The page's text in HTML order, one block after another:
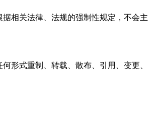
相关法律、法规的强制性规定，不会主
形式重制、转载、散布、引用、变更、